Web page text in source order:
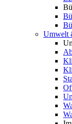
Umwelt